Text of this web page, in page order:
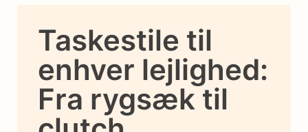
Taskestile til
enhver lejlighed:
Fra rygsæk til